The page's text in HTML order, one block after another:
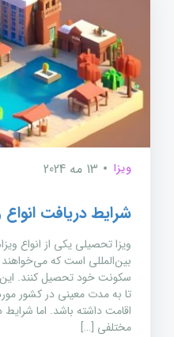
ویزا 13 مه 2024
شرایط دریافت
ویزا تحصیلی یکی از انواع
بین‌المللی است که
سکونت خود تحصیل کنند. این
تا به مدت معینی در کشور
اقامت داشته باشد. اما
مختلفی […]